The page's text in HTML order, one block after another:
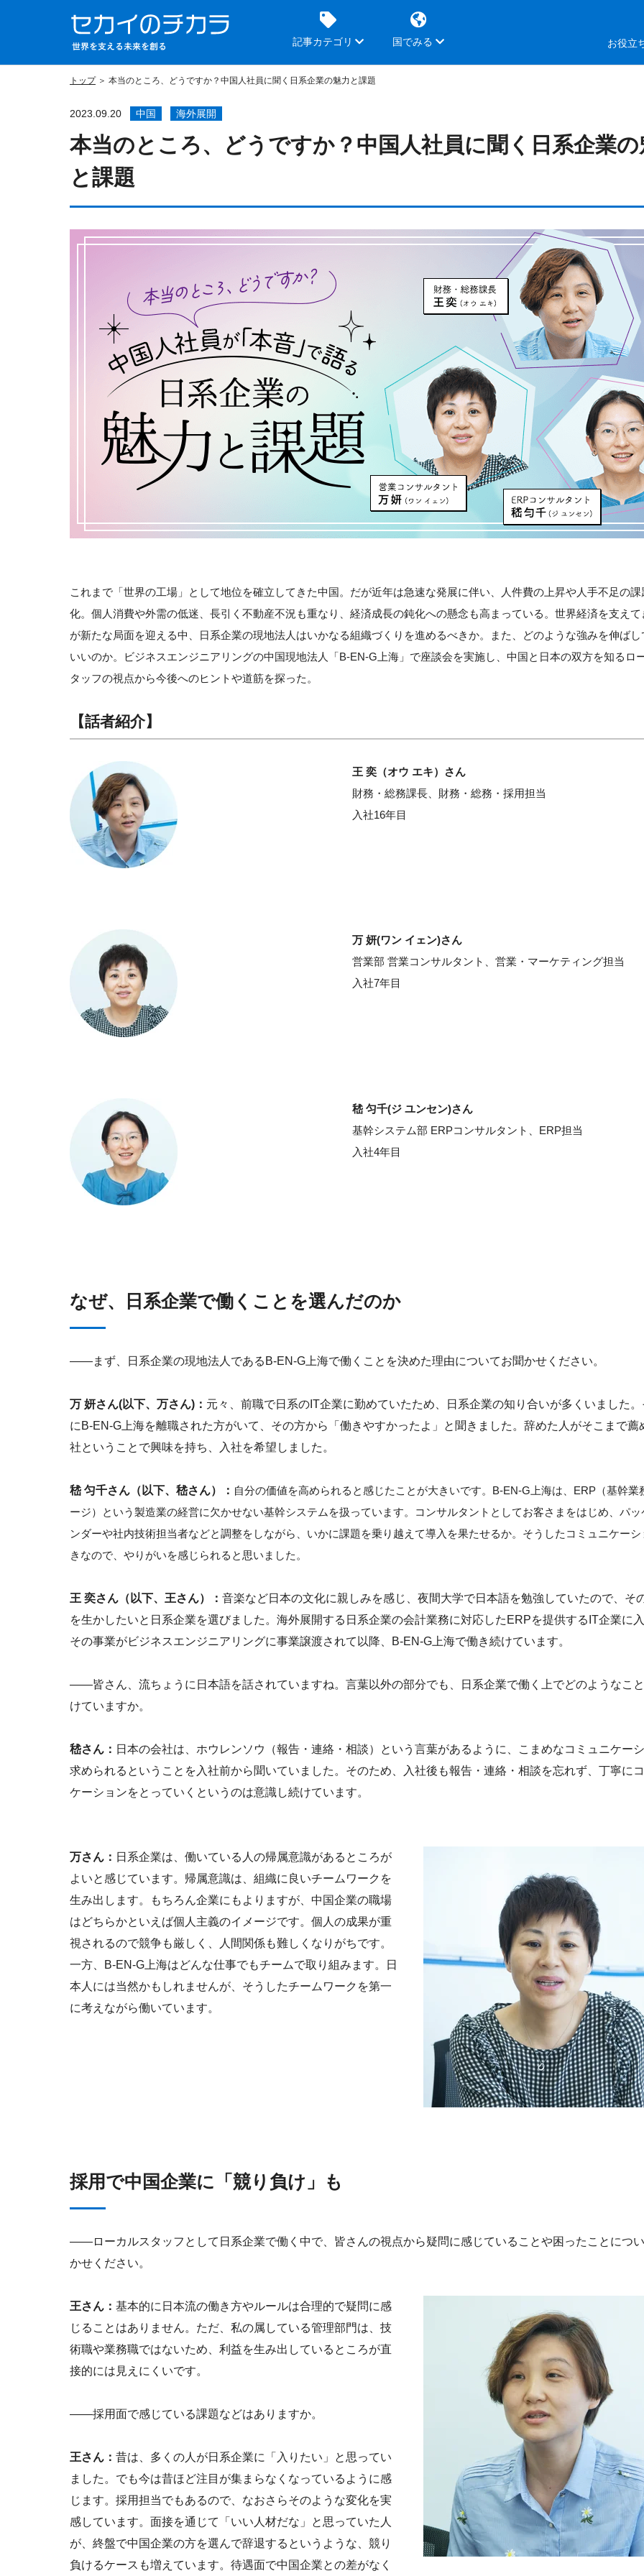
記事カテゴリ 国でみる お役立
トップ 本当のところ、どうですか？中国人社員に聞く日系企業の魅力と課題
2023.09.20 中国 海外展開
本当のところ、どうですか？中国人社員に聞く日系企業の
と課題
これまで「世界の工場」として地位を確立してきた中国。だが近年は急速な発展に伴い、人件費の上昇や人手不足の
化。個人消費や外需の低迷、長引く不動産不況も重なり、経済成長の鈍化への懸念も高まっている。世界経済を支えて
が新たな局面を迎える中、日系企業の現地法人はいかなる組織づくりを進めるべきか。また、どのような強みを伸ばし
いいのか。ビジネスエンジニアリングの中国現地法人「B-EN-G上海」で座談会を実施し、中国と日本の双方を知るロ
タッフの視点から今後へのヒントや道筋を探った。
【話者紹介】
王 奕（オウ エキ）さん
財務・総務課長、財務・総務・採用担当
入社16年目
万 妍(ワン イェン)さん
営業部 営業コンサルタント、営業・マーケティング担当
入社7年目
嵇 匀千(ジ ユンセン)さん
基幹システム部 ERPコンサルタント、ERP担当
入社4年目
なぜ、日系企業で働くことを選んだのか
――まず、日系企業の現地法人であるB-EN-G上海で働くことを決めた理由についてお聞かせください。
万 妍さん(以下、万さん)： 元々、前職で日系のIT企業に勤めていたため、日系企業の知り合いが多くいました
にB-EN-G上海を離職された方がいて、その方から「働きやすかったよ」と聞きました。辞めた人がそこまで薦
社ということで興味を持ち、入社を希望しました。
嵇 匀千さん（以下、嵇さん）： 自分の価値を高められると感じたことが大きいです。B-EN-G上海は、ERP（基幹業
ージ）という製造業の経営に欠かせない基幹システムを扱っています。コンサルタントとしてお客さまをはじめ、パッ
ンダーや社内技術担当者などと調整をしながら、いかに課題を乗り越えて導入を果たせるか。そうしたコミュニケー
きなので、やりがいを感じられると思いました。
王 奕さん（以下、王さん）： 音楽など日本の文化に親しみを感じ、夜間大学で日本語を勉強していたので、そ
を生かしたいと日系企業を選びました。海外展開する日系企業の会計業務に対応したERPを提供するIT企業に
その事業がビジネスエンジニアリングに事業譲渡されて以降、B-EN-G上海で働き続けています。
――皆さん、流ちょうに日本語を話されていますね。言葉以外の部分でも、日系企業で働く上でどのようなこ
けていますか。
嵇さん： 日本の会社は、ホウレンソウ（報告・連絡・相談）という言葉があるように、こまめなコミュニケー
求められるということを入社前から聞いていました。そのため、入社後も報告・連絡・相談を忘れず、丁寧に
ケーションをとっていくというのは意識し続けています。
万さん： 日系企業は、働いている人の帰属意識があるところが
よいと感じています。帰属意識は、組織に良いチームワークを
生み出します。もちろん企業にもよりますが、中国企業の職場
はどちらかといえば個人主義のイメージです。個人の成果が重
視されるので競争も厳しく、人間関係も難しくなりがちです。
一方、B-EN-G上海はどんな仕事でもチームで取り組みます。日
本人には当然かもしれませんが、そうしたチームワークを第一
に考えながら働いています。
採用で中国企業に「競り負け」も
――ローカルスタッフとして日系企業で働く中で、皆さんの視点から疑問に感じていることや困ったことにつ
かせください。
王さん： 基本的に日本流の働き方やルールは合理的で疑問に感
じることはありません。ただ、私の属している管理部門は、技
術職や業務職ではないため、利益を生み出しているところが直
接的には見えにくいです。
――採用面で感じている課題などはありますか。
王さん： 昔は、多くの人が日系企業に「入りたい」と思ってい
ました。でも今は昔ほど注目が集まらなくなっているように感
じます。採用担当でもあるので、なおさらそのような変化を実
感しています。面接を通じて「いい人材だな」と思っていた人
が、終盤で中国企業の方を選んで辞退するというような、競り
負けるケースも増えています。待遇面で中国企業との差がなく